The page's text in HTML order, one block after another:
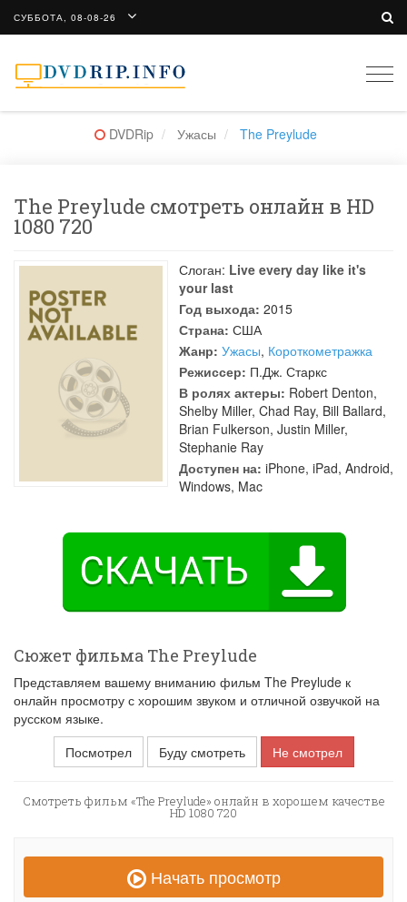
СУББОТА, 08-08-26
DVDRip Ужасы The Preylude
The Preylude смотреть онлайн в HD
1080 720
Слоган: Live every day like it's
your last
Год выхода: 2015
Страна: США
Жанр: Ужасы, Короткометражка
Режиссер: П.Дж. Старкс
В ролях актеры: Robert Denton,
Shelby Miller, Chad Ray, Bill Ballard,
Brian Fulkerson, Justin Miller,
Stephanie Ray
Доступен на: iPhone, iPad, Android,
Windows, Mac
Сюжет фильма The Preylude
Представляем вашему вниманию фильм The Preylude к
онлайн просмотру с хорошим звуком и отличной озвучкой на
русском языке.
Посмотрел
Буду смотреть Не смотрел
Смотреть фильм «The Preylude» онлайн в хорошем качестве
HD 1080 720
Начать просмотр